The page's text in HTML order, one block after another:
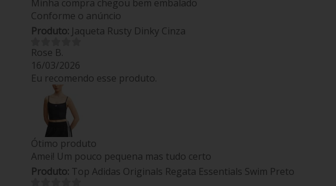
Minha compra chegou bem embalado
Conforme o anúncio
Produto: Jaqueta Rusty Dinky Cinza
Rose B.
16/03/2026
Eu recomendo esse produto.
Ótimo produto
Amei! Um pouco pequena mas tudo certo
Produto: Top Adidas Originals Regata Essentials Swim Preto